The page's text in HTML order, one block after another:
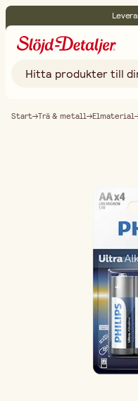
Fri
Start Trä & metall Elmaterial